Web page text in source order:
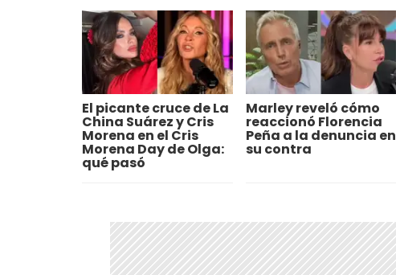
El picante cruce de La
China Suárez y Cris
Morena en el Cris
Morena Day de Olga:
qué pasó
Marley reveló cómo
reaccionó Florencia
Peña a la denuncia en
su contra